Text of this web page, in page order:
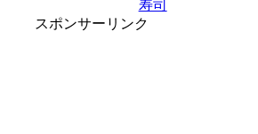
寿司
スポンサーリンク